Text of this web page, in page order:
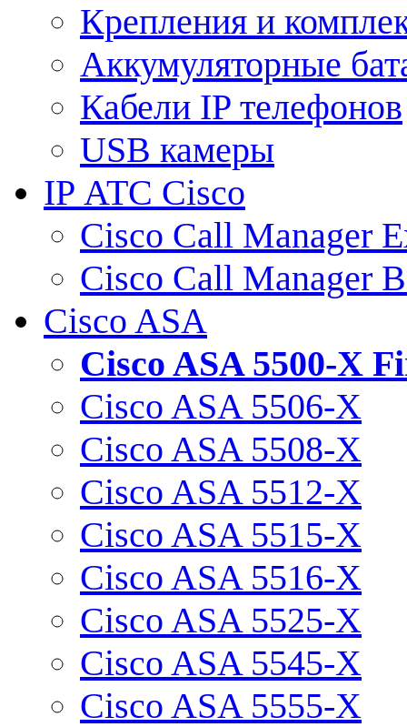
Крепления и
Аккумуляторные
Кабели IP телефонов
USB камеры
IP АТС Cisco
Cisco Call Manager
Cisco Call Manager
Cisco ASA
Cisco ASA 5500-X
Cisco ASA 5506-X
Cisco ASA 5508-X
Cisco ASA 5512-X
Cisco ASA 5515-X
Cisco ASA 5516-X
Cisco ASA 5525-X
Cisco ASA 5545-X
Cisco ASA 5555-X